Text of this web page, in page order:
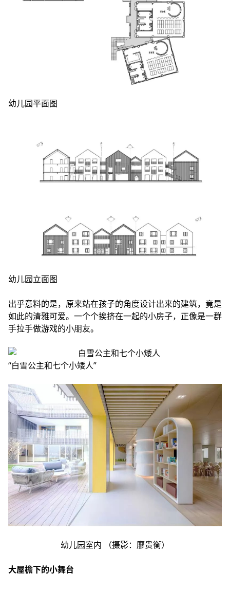
幼儿园平面图
幼儿园立面图
出乎意料的是，原来站在孩子的角度设计出来的建筑，竟是
如此的清雅可爱。一个个挨挤在一起的小房子，正像是一群
手拉手做游戏的小朋友。
“白雪公主和七个小矮人”
幼儿园室内 （摄影：廖贵衡）
大屋檐下的小舞台